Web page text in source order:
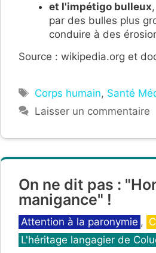
et l'impétigo bulleux
par des bulles plus
conduire à des
Source : wikipedia.org et
Étiquettes
Corps humain, Santé
Laisser un commentaire
On ne dit pas :
manigance" !
Catégories
Attention à la paronymie ,
L'héritage langagier de